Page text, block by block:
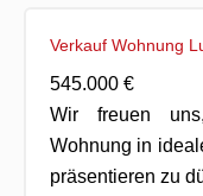
Verkauf Wohnung
545.000 €
Wir freuen
Wohnung in
präsentieren zu